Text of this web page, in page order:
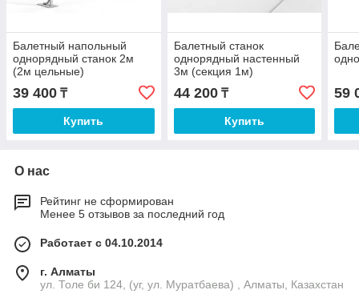
Балетный напольный
однорядный станок 2м
(2м цельные)
39 400 ₸
Купить
Балетный станок
однорядный настенный
3м (секция 1м)
44 200₸
Купить
59
О нас
Рейтинг не сформирован
Менее 5 отзывов за последний год
Работает с 04.10.2014
г. Алматы
ул. Толе би 124, (уг, ул. Муратбаева) , Алматы, Казахстан